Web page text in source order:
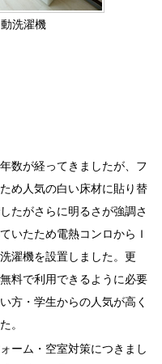
洗濯機
数が経ってきましたが、フ
め人気の白い床材に貼り替
たがさらに明るさが強調さ
いたため電熱コンロからＩ
濯機を設置しました。更
料で利用できるように必要
方・学生からの人気が高く
。
ーム・空室対策につきまし